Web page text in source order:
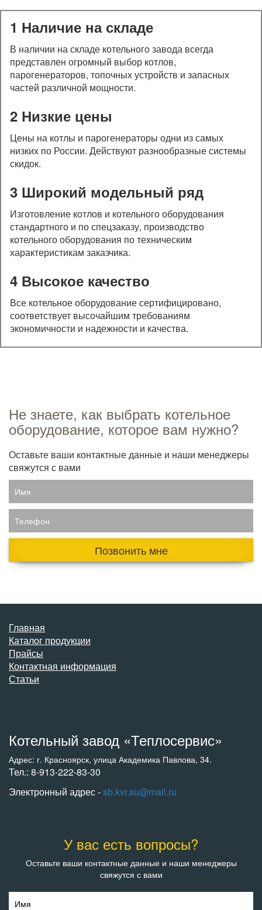
1 Наличие на складе
В наличии на складе котельного завода всегда
представлен огромный выбор котлов,
парогенераторов, топочных устройств и запасных
частей различной мощности.
2 Низкие цены
Цены на котлы и парогенераторы одни из самых
низких по России. Действуют разнообразные системы
скидок.
3 Широкий модельный ряд
Изготовление котлов и котельного оборудования
стандартного и по спецзаказу, производство
котельного оборудования по техническим
характеристикам заказчика.
4 Высокое качество
Все котельное оборудование сертифицировано,
соответствует высочайшим требованиям
экономичности и надежности и качества.
Не знаете, как выбрать котельное
оборудование, которое вам нужно?
Оставьте ваши контактные данные и наши менеджеры
свяжутся с вами
Имя
Телефон
Позвонить мне
Главная
Каталог продукции
Прайсы
Контактная информация
Статьи
Котельный завод «Теплосервис»
Адрес: г. Красноярск, улица Академика Павлова, 34.
Тел.: 8-913-222-83-30
Электронный адрес -sb.kvr.su@mail.ru
У вас есть вопросы?
Оставьте ваши контактные данные и наши менеджеры
свяжутся с вами
Имя